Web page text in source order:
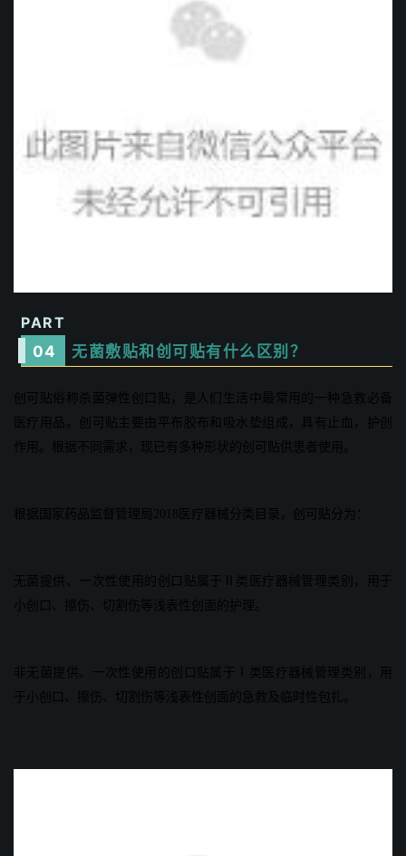
PART
04 无菌敷贴和创可贴有什么区别？
创可贴俗称杀菌弹性创口贴，是人们生活中最常用的一种急救必备
医疗用品。创可贴主要由平布胶布和吸水垫组成，具有止血，护创
作用。根据不同需求，现已有多种形状的创可贴供患者使用。
根据国家药品监督管理局2018医疗器械分类目录，创可贴分为：
无菌提供、一次性使用的创口贴属于Ⅱ类医疗器械管理类别，用于
小创口、擦伤、切割伤等浅表性创面的护理。
非无菌提供、一次性使用的创口贴属于Ⅰ类医疗器械管理类别，用
于小创口、擦伤、切割伤等浅表性创面的急救及临时性包扎。